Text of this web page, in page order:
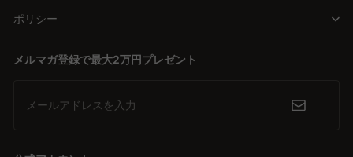
るため、品質と価格のバランスが絶妙。
安心のサポートと保証で信頼構築
バーチャルショールームなどのサービスで、購入後の安心感をしっ
今すぐ理想の空間を手に入れる
ポリシー
メルマガ登録で最大2万円プレゼント
メールアドレスを入力